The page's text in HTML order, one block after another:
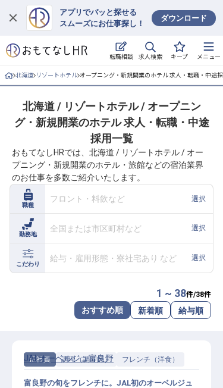
アプリでパッと探せる
スムーズにお仕事探し！
ダウンロード
転職相談 求人検索 キープ メニュー
ログイン
求人・施設を探す
就職・転職 合同説明会
おもてなしHRについて
ご利用の流れ
よくある質問
ホテル・宿泊業界情報コラム
採用をお考えの企業様へ
北海道 リゾートホテル オープニング・新規開業のホテル 求人・転職・中途採
北海道 / リゾートホテル / オープニン
グ・新規開業のホテル 求人・転職・中途
採用一覧
おもてなしHRでは、北海道 / リゾートホテル / オー
プニング・新規開業のホテル・旅館などの宿泊業界
のお仕事を多数ご紹介いたします。
職種
フロント・料飲など 選択
勤務地
全国または市区町村など 選択
こだわり
給与・雇用形態・寮社宅あり など 選択
1 ~ 38件/38件
おすすめ順 新着順 給与順
正社員 調理（調理師） フレンチ（洋食）
JALオーベルジュ富良野
富良野の旬をフレンチに。JAL初のオーベルジュ